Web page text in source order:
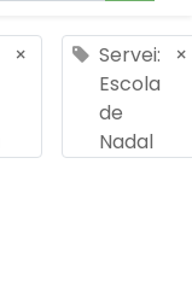
×
Servei:
Escola
de
Nadal
×